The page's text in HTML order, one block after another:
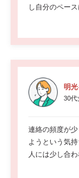
し自分のペー
明
30代
連絡の頻度が
ようという気
人には少し合